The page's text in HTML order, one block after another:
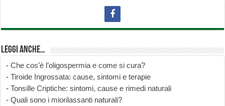
Leggi anche…
-Che cos’è l’oligospermia e come si cura?
-Tiroide Ingrossata: cause, sintomi e terapie
-Tonsille Criptiche: sintomi, cause e rimedi naturali
-Quali sono i miorilassanti naturali?